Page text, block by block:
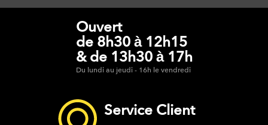
Ouvert
de 8h30 à 12h15
& de 13h30 à 17h
Du lundi au jeudi - 16h le vendredi
Service Client